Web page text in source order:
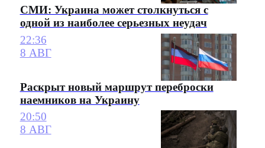
СМИ: Украина может столкнуться с
одной из наиболее серьезных неудач
22:36
8 АВГ
Раскрыт новый маршрут переброски
наемников на Украину
20:50
8 АВГ